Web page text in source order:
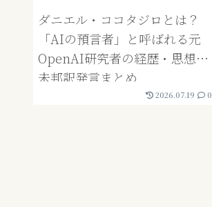
ダニエル・ココタジロとは？
「AIの預言者」と呼ばれる元
OpenAI研究者の経歴・思想・
未邦訳発言まとめ
2026.07.19 0